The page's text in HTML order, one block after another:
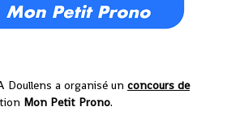
Doullens a organisé un concours de
Mon Petit Prono.